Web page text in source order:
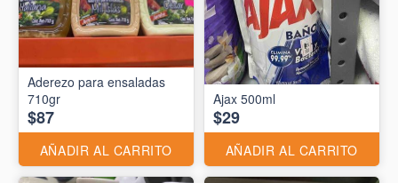
Aderezo para ensaladas
710gr
$87
AÑADIR AL CARRITO
Ajax 500ml
$29
AÑADIR AL CARRITO